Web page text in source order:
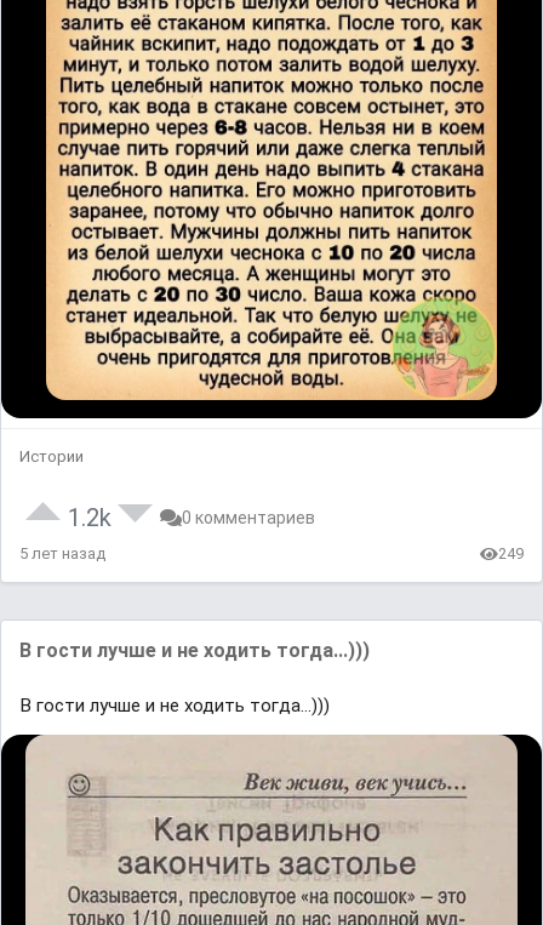
Истории
1.2k 0 комментариев
5 лет назад 249
В гости лучше и не ходить тогда...)))
В гости лучше и не ходить тогда...)))